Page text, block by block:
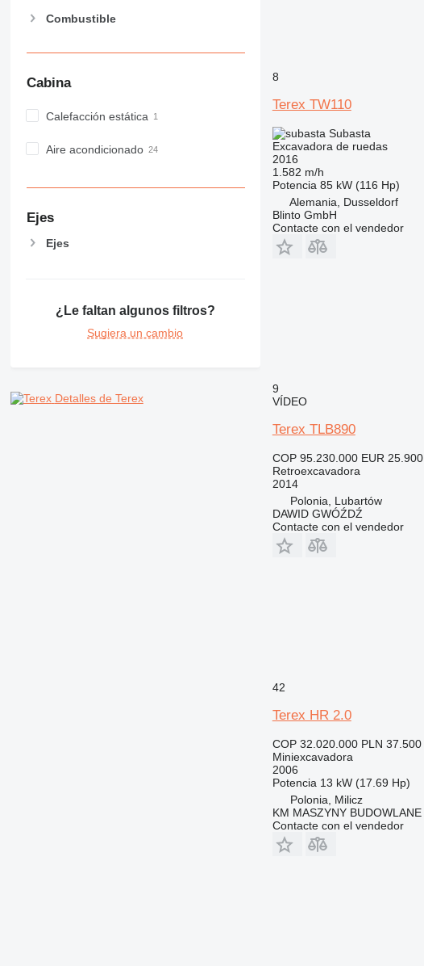
Combustible
Cabina
Calefacción estática
Aire acondicionado
Ejes
Ejes
¿Le faltan algunos filtros?
Sugiera un cambio
Detalles de Terex
8
Terex TW110
Subasta
Excavadora de ruedas
2016
1.582 m/h
Potencia 85 kW (116 Hp)
Alemania, Dusseldorf
Blinto GmbH
Contacte con el vendedor
9
VÍDEO
Terex TLB890
COP 95.230.000 EUR 25.900
Retroexcavadora
2014
Polonia, Lubartów
DAWID GWÓŹDŹ
Contacte con el vendedor
42
Terex HR 2.0
COP 32.020.000 PLN 37.500
Miniexcavadora
2006
Potencia 13 kW (17.69 Hp)
Polonia, Milicz
KM MASZYNY BUDOWLANE
Contacte con el vendedor